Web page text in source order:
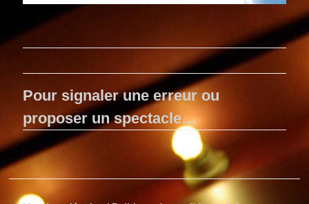
Pour signaler une erreur ou
proposer un spectacle…